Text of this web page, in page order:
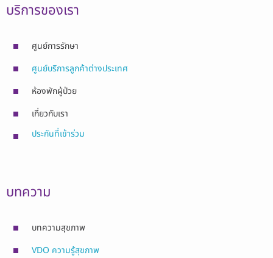
บริการของเรา
ศูนย์การรักษา
ศูนย์บริการลูกค้าต่างประเทศ
ห้องพักผู้ป่วย
เกี่ยวกับเรา
ประกันที่เข้าร่วม
บทความ
บทความสุขภาพ
VDO ความรู้สุขภาพ